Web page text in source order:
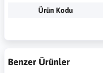
Ürün Kodu
Benzer Ürünler